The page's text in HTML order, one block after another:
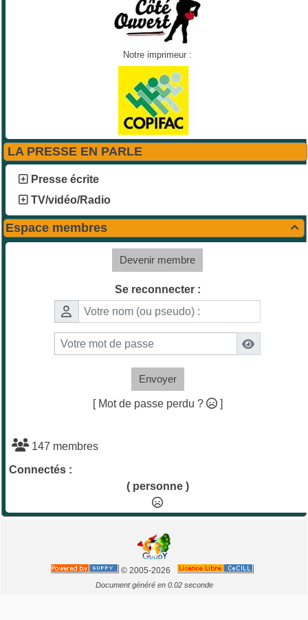
Notre imprimeur :
LA PRESSE EN PARLE
Presse écrite
TV/vidéo/Radio

Espace membres
Devenir membre
Se reconnecter :
Envoyer
[ Mot de passe perdu ? ]
147 membres
Connectés :
( personne )
© 2005-2026
Document généré en 0.02 seconde